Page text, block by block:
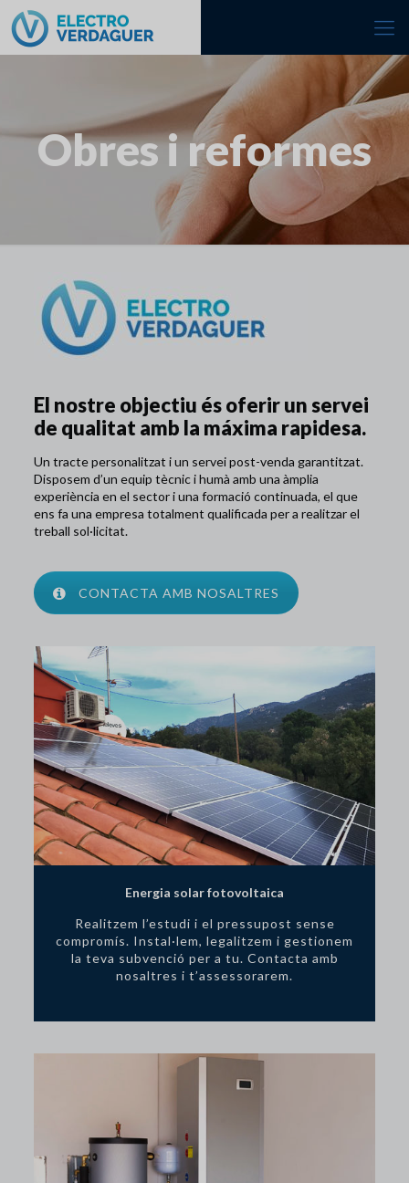
Obres i reformes
El nostre objectiu és oferir un servei
de qualitat amb la máxima rapidesa.
Un tracte personalitzat i un servei post-venda garantitzat.
Disposem d’un equip tècnic i humà amb una àmplia
experiència en el sector i una formació continuada, el que
ens fa una empresa totalment qualificada per a realitzar el
treball sol·licitat.
CONTACTA AMB NOSALTRES
Energia solar fotovoltaica
Realitzem l’estudi i el pressupost sense
compromís. Instal·lem, legalitzem i gestionem
la teva subvenció per a tu. Contacta amb
nosaltres i t’assessorarem.